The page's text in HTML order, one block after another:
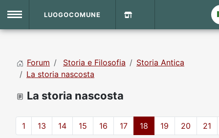
Home
LUOGOCOMUNE
Forum Storia e Filosofia
Storia Antica
La storia nascosta
La storia nascosta
1 13 14 15 16 17 18 19 20 21